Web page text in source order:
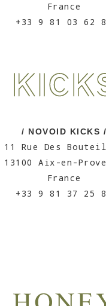
France
+33 9 81 03 62
/ NOVOID KICKS /
11 Rue Des
13100 Aix-en-
France
+33 9 81 37 25